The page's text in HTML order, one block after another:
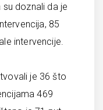
su doznali da je
85
intervencije.
je 36 što
469